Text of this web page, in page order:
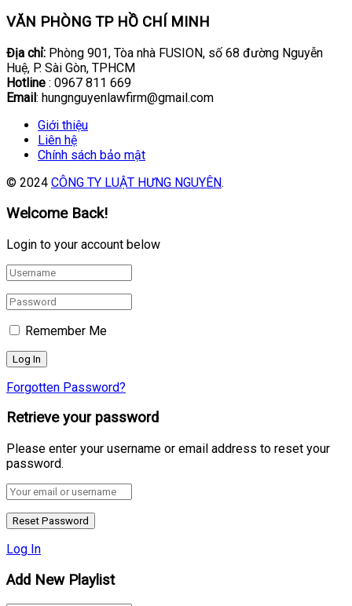
VĂN PHÒNG TP HỒ CHÍ MINH
Địa chỉ: Phòng 901, Tòa nhà FUSION, số 68 đường Nguyễn
Huệ, P. Sài Gòn, TPHCM
Hotline : 0967 811 669
Email : hungnguyenlawfirm@gmail.com
Giới thiệu
Liên hệ
Chính sách bảo mật
© 2024 CÔNG TY LUẬT HƯNG NGUYÊN.
Welcome Back!
Login to your account below
Remember Me
Forgotten Password?
Retrieve your password
Please enter your username or email address to reset your
password.
Log In
Add New Playlist